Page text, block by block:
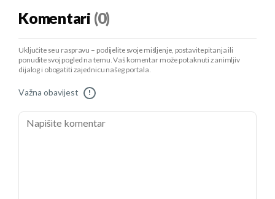
Komentari (0)
Uključite se u raspravu – podijelite svoje mišljenje, postavite pitanja ili
ponudite svoj pogled na temu. Vaš komentar može potaknuti zanimljiv
dijalog i obogatiti zajednicu našeg portala.
Važna obavijest !